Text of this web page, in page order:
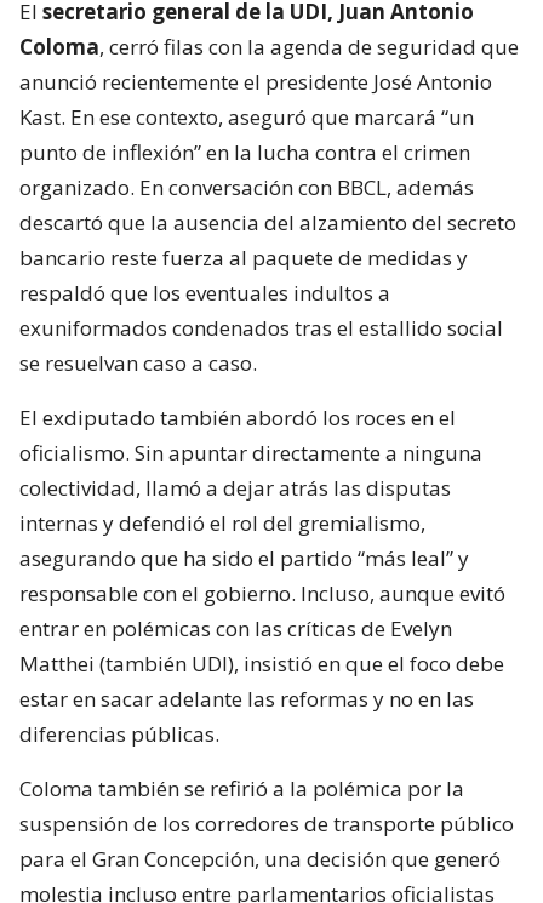
El secretario general de la UDI, Juan Antonio
Coloma, cerró filas con la agenda de seguridad que
anunció recientemente el presidente José Antonio
Kast. En ese contexto, aseguró que marcará “un
punto de inflexión” en la lucha contra el crimen
organizado. En conversación con BBCL, además
descartó que la ausencia del alzamiento del secreto
bancario reste fuerza al paquete de medidas y
respaldó que los eventuales indultos a
exuniformados condenados tras el estallido social
se resuelvan caso a caso.
El exdiputado también abordó los roces en el
oficialismo. Sin apuntar directamente a ninguna
colectividad, llamó a dejar atrás las disputas
internas y defendió el rol del gremialismo,
asegurando que ha sido el partido “más leal” y
responsable con el gobierno. Incluso, aunque evitó
entrar en polémicas con las críticas de Evelyn
Matthei (también UDI), insistió en que el foco debe
estar en sacar adelante las reformas y no en las
diferencias públicas.
Coloma también se refirió a la polémica por la
suspensión de los corredores de transporte público
para el Gran Concepción, una decisión que generó
molestia incluso entre parlamentarios oficialistas